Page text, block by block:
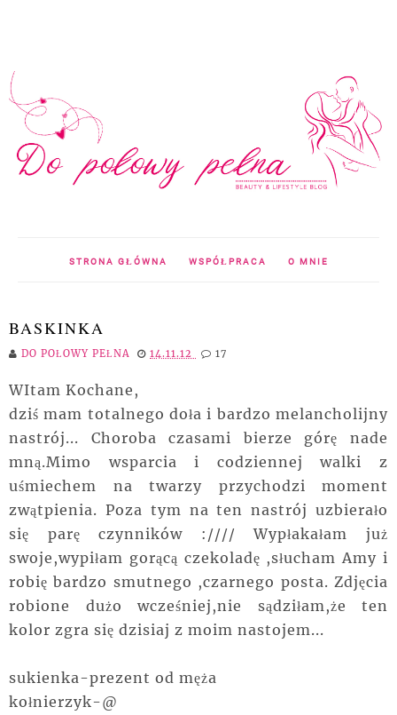
STRONA GŁÓWNA WSPÓŁPRACA O MNIE
BASKINKA
DO POŁOWY PEŁNA 14.11.12 17
WItam Kochane,
dziś mam totalnego doła i bardzo melancholijny
nastrój... Choroba czasami bierze górę nade
mną.Mimo wsparcia i codziennej walki z
uśmiechem na twarzy przychodzi moment
zwątpienia. Poza tym na ten nastrój uzbierało
się parę czynników ://// Wypłakałam już
swoje,wypiłam gorącą czekoladę ,słucham Amy i
robię bardzo smutnego ,czarnego posta. Zdjęcia
robione dużo wcześniej,nie sądziłam,że ten
kolor zgra się dzisiaj z moim nastojem...
sukienka-prezent od męża
kołnierzyk-@